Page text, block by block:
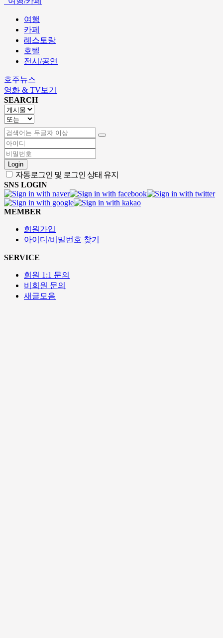
여행
카페
레스토랑
호텔
전시/공연
호주뉴스
영화 & TV보기
SEARCH
Login
자동로그인 및 로그인 상태 유지
SNS LOGIN
MEMBER
회원가입
아이디/비밀번호 찾기
SERVICE
회원 1:1 문의
비회원 문의
새글모음